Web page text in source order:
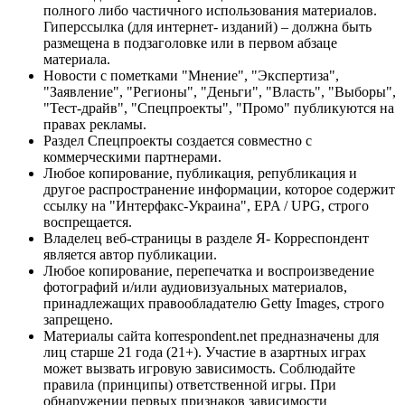
полного либо частичного использования материалов.
Гиперссылка (для интернет- изданий) – должна быть
размещена в подзаголовке или в первом абзаце
материала.
Новости с пометками "Мнение", "Экспертиза",
"Заявление", "Регионы", "Деньги", "Власть", "Выборы",
"Тест-драйв", "Спецпроекты", "Промо" публикуются на
правах рекламы.
Раздел Спецпроекты создается совместно с
коммерческими партнерами.
Любое копирование, публикация, републикация и
другое распространение информации, которое содержит
ссылку на "Интерфакс-Украина", EPA / UPG, строго
воспрещается.
Владелец веб-страницы в разделе Я- Корреспондент
является автор публикации.
Любое копирование, перепечатка и воспроизведение
фотографий и/или аудиовизуальных материалов,
принадлежащих правообладателю Getty Images, строго
запрещено.
Материалы сайта korrespondent.net предназначены для
лиц старше 21 года (21+). Участие в азартных играх
может вызвать игровую зависимость. Соблюдайте
правила (принципы) ответственной игры. При
обнаружении первых признаков зависимости